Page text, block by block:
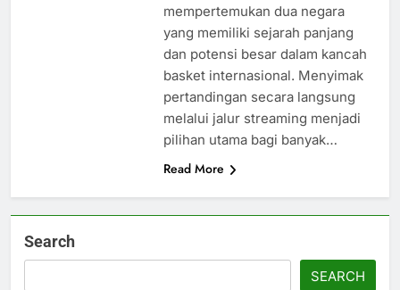
mempertemukan dua negara
yang memiliki sejarah panjang
dan potensi besar dalam kancah
basket internasional. Menyimak
pertandingan secara langsung
melalui jalur streaming menjadi
pilihan utama bagi banyak…
Read More
Search
SEARCH